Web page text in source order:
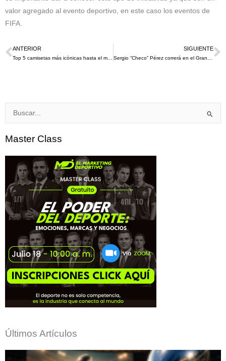
valor agregado al evento deportivo, en este caso los eventos de
FIFA.
Ant
ANTERIOR SIGUIENTE
Buscar
Master Class
Últimos Artículos